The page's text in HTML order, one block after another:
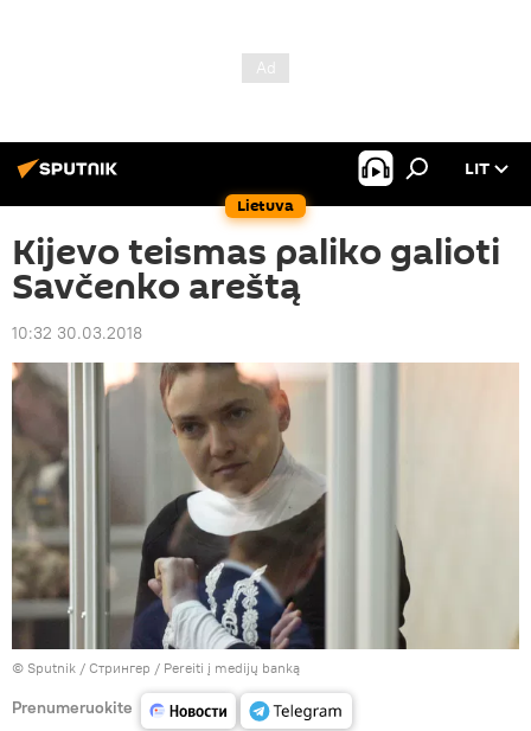
Lietuva
LIT
Kijevo teismas paliko galioti
Savčenko areštą
10:32 30.03.2018
© Sputnik / Стрингер / Pereiti į medijų banką
Prenumeruokite